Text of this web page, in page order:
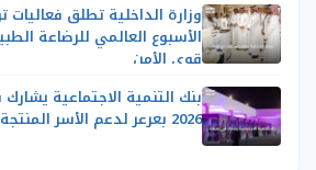
وزارة الداخلية تطلق فعاليات
الأسبوع العالمي للرضاعة
قوى الأمن
بنك التنمية الاجتماعية
2026 بعرعر لدعم الأسر المنتجة ورواد الأعمال